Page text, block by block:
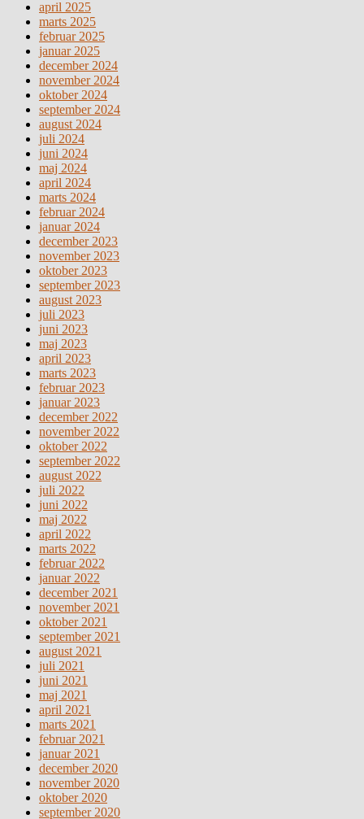
april 2025
marts 2025
februar 2025
januar 2025
december 2024
november 2024
oktober 2024
september 2024
august 2024
juli 2024
juni 2024
maj 2024
april 2024
marts 2024
februar 2024
januar 2024
december 2023
november 2023
oktober 2023
september 2023
august 2023
juli 2023
juni 2023
maj 2023
april 2023
marts 2023
februar 2023
januar 2023
december 2022
november 2022
oktober 2022
september 2022
august 2022
juli 2022
juni 2022
maj 2022
april 2022
marts 2022
februar 2022
januar 2022
december 2021
november 2021
oktober 2021
september 2021
august 2021
juli 2021
juni 2021
maj 2021
april 2021
marts 2021
februar 2021
januar 2021
december 2020
november 2020
oktober 2020
september 2020